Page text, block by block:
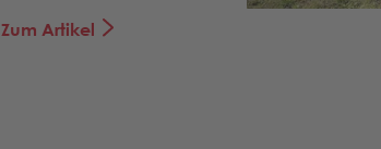
Zum Artikel